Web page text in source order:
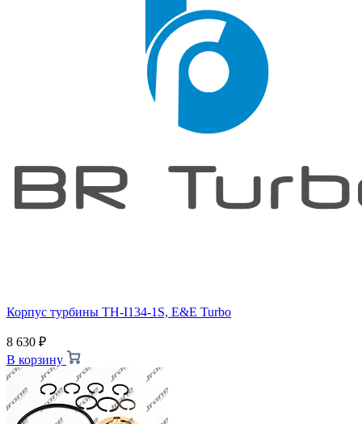
Корпус турбины TH-I134-1S, E&E Turbo
8 630 ₽
В корзину